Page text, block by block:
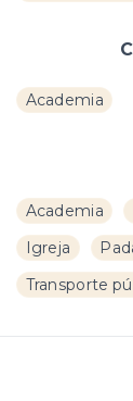
Academia
Academia
Igreja
Transporte